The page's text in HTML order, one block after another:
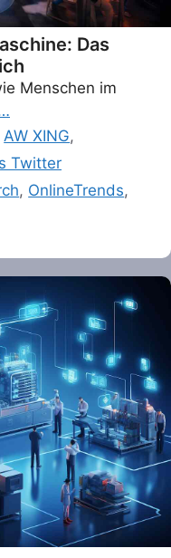
Das
Menschen im
AW XING,
Twitter
, OnlineTrends,